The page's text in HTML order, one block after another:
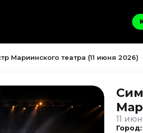
Мариинского театра (11 июня 2026)
11
Город: